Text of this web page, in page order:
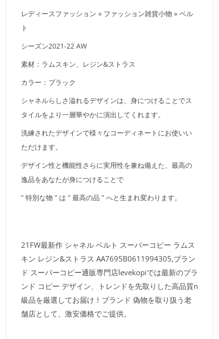
レディースファッション » ファッション雑貨小物 » ベル
ト
シーズン2021-22 AW
素材：ラムスキン、レジン&ストラス
カラー：ブラック
シャネルらしさ溢れるデザインは、身につけることでス
タイルをより一層華やかに演出してくれます。
洗練されたデザインで様々なコーディネートにお使いい
ただけます。
デザイン性と機能性さらに実用性を兼ね備えた、最高の
逸品をあなたが身につけることで
” 特別な物 ” は ” 最高の品 ” へと生まれ変わります。
21FW最新作 シャネル ベルト スーパーコピー ラムス
キン レジン&ストラス AA7695B0611994305,ブラン
ド スーパーコピー通販専門店levekopiでは最新のブラ
ンド コピー デザイン、トレンドを先取りした高品質n
級品を厳選してお届け！ブランド 偽物を取り扱う老
舗店として、激安価格でご提供。